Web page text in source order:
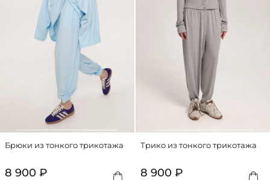
Брюки из тонкого трикотажа
8 900 ₽
Трико из тонкого трикотажа
8 900 ₽